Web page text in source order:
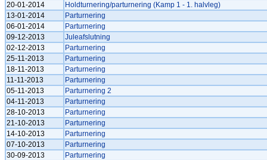
20-01-2014
Holdturnering/parturnering (Kamp 1 - 1. halvleg)
13-01-2014
Parturnering
06-01-2014
Parturnering
09-12-2013
Juleafslutning
02-12-2013
Parturnering
25-11-2013
Parturnering
18-11-2013
Parturnering
11-11-2013
Parturnering
05-11-2013
Parturnering 2
04-11-2013
Parturnering
28-10-2013
Parturnering
21-10-2013
Parturnering
14-10-2013
Parturnering
07-10-2013
Parturnering
30-09-2013
Parturnering